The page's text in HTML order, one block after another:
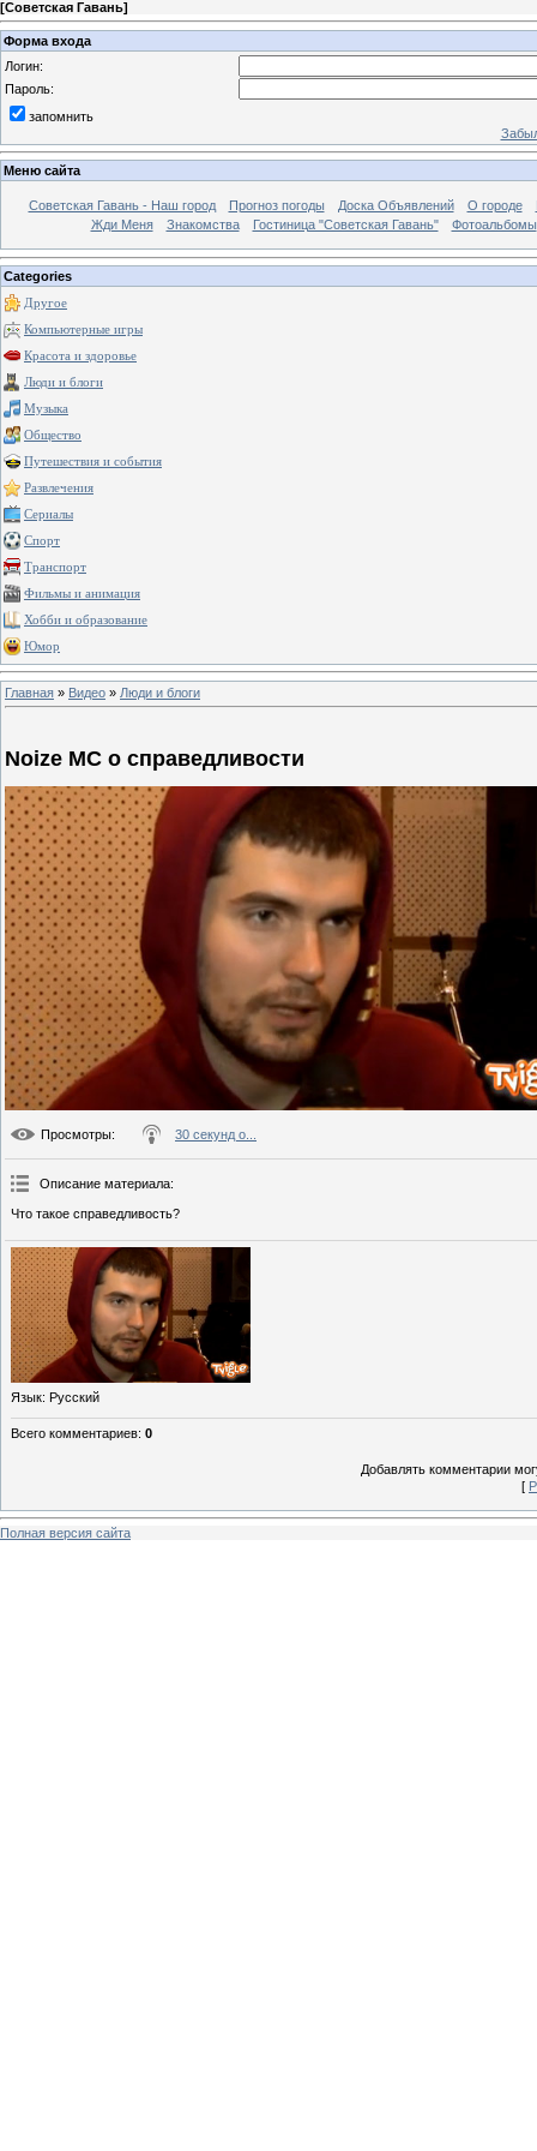
[Советская Гавань]
Форма входа
Логин:
Пароль:
запомнить
Меню сайта
Советская Гавань - Наш город Прогноз погоды Доска Объявлений О городе
Жди Меня
Знакомства Гостиница "Советская Гавань" Фотоальбомы
Categories
Другое
Компьютерные игры
Красота и здоровье
Люди и блоги
Музыка
Общество
Путешествия и события
Развлечения
Сериалы
Спорт
Транспорт
Фильмы и анимация
Хобби и образование
Юмор
Главная » Видео » Люди и блоги
Noize MC о справедливости
Просмотры: 30 секунд о...
Описание материала:
Что такое справедливость?
Язык: Русский
Всего комментариев: 0
Добавлять комментарии
[
Полная версия сайта